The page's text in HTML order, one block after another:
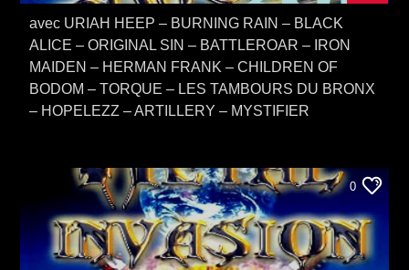
avec URIAH HEEP – BURNING RAIN – BLACK
ALICE – ORIGINAL SIN – BATTLEROAR – IRON
MAIDEN – HERMAN FRANK – CHILDREN OF
BODOM – TORQUE – LES TAMBOURS DU BRONX
– HOPELEZZ – ARTILLERY – MYSTIFIER
0